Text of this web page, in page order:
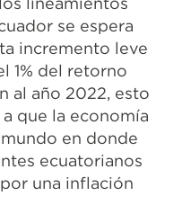
se espera
incremento leve
1% del retorno
al año 2022, esto
que la economía
en donde
ecuatorianos
una inflación